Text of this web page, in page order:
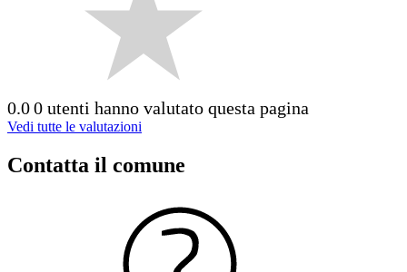
0.00 utenti hanno valutato questa pagina
Vedi tutte le valutazioni
Contatta il comune